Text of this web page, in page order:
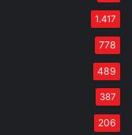
1.417
778
489
387
206